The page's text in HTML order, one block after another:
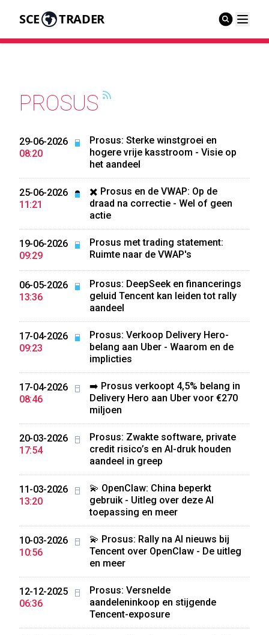
SCE TRADER
PROSUS
29-06-2026
08:20
Prosus: Sterke winstgroei en
hogere vrije kasstroom - Visie op
het aandeel
25-06-2026
11:21
✖️ Prosus en de VWAP: Op de
draad na correctie - Wel of geen
actie
19-06-2026
09:29
Prosus met trading statement:
Ruimte naar de VWAP's
06-05-2026
13:36
Prosus: DeepSeek en financerings
geluid Tencent kan leiden tot rally
aandeel
17-04-2026
09:23
Prosus: Verkoop Delivery Hero-
belang aan Uber - Waarom en de
implicties
17-04-2026
08:46
➡️ Prosus verkoopt 4,5% belang in
Delivery Hero aan Uber voor €270
miljoen
20-03-2026
17:54
Prosus: Zwakte software, private
credit risico’s en AI-druk houden
aandeel in greep
11-03-2026
13:20
💫 OpenClaw: China beperkt
gebruik - Uitleg over deze AI
toepassing en meer
10-03-2026
10:56
💫 Prosus: Rally na AI nieuws bij
Tencent over OpenClaw - De uitleg
en meer
12-12-2025
06:36
Prosus: Versnelde
aandeleninkoop en stijgende
Tencent-exposure